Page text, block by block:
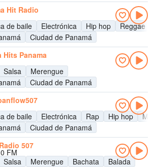
Hit Radio
de baile
Electrónica Hip hop
Reggae
Ciudad de Panamá
Hits Panama
Salsa
Merengue
Ciudad de Panamá
de baile
Electrónica Rap Hip hop
Ciudad de Panamá
507
FM
Salsa Merengue Bachata
Balada